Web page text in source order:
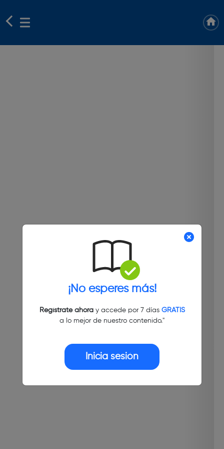
¡No esperes más!
Regístrate ahoray accede por 7 días GRATIS
a lo mejor de nuestro contenido."
Inicia sesión